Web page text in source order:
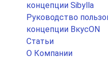
концепции Sibylla
Руководство
концепции ВкусON
Статьи
О Компании